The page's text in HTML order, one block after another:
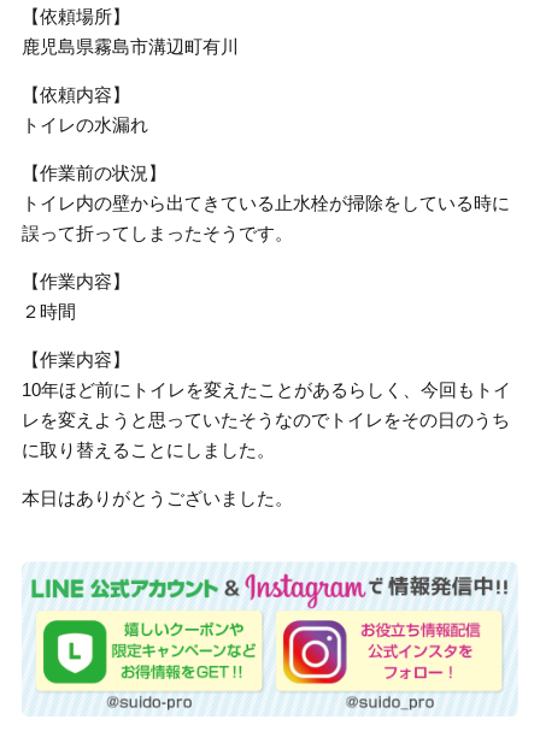
【依頼場所】
鹿児島県霧島市溝辺町有川
【依頼内容】
トイレの水漏れ
【作業前の状況】
トイレ内の壁から出てきている止水栓が掃除をしている時に
誤って折ってしまったそうです。
【作業内容】
２時間
【作業内容】
10年ほど前にトイレを変えたことがあるらしく、今回もトイ
レを変えようと思っていたそうなのでトイレをその日のうち
に取り替えることにしました。
本日はありがとうございました。